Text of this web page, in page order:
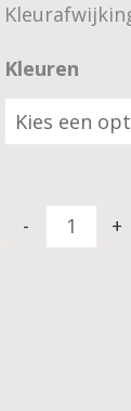
Kleuren
- +